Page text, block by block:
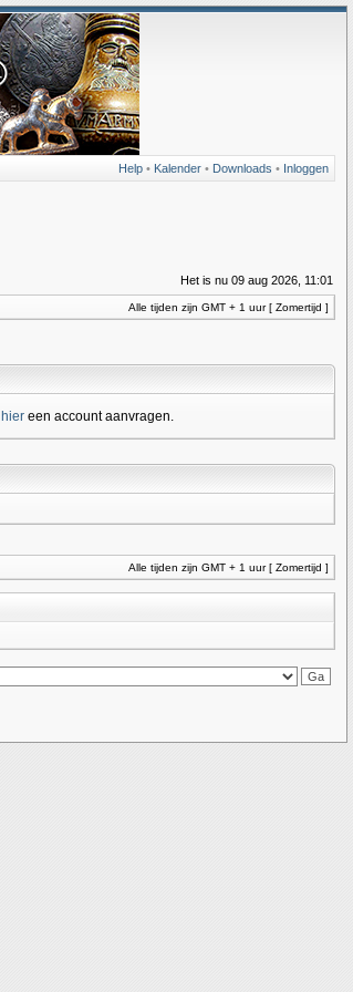
Help • Kalender • Downloads • Inloggen
Het is nu 09 aug 2026, 11:01
Alle tijden zijn GMT + 1 uur [ Zomertijd ]
hiereen account aanvragen.
Alle tijden zijn GMT + 1 uur [ Zomertijd ]